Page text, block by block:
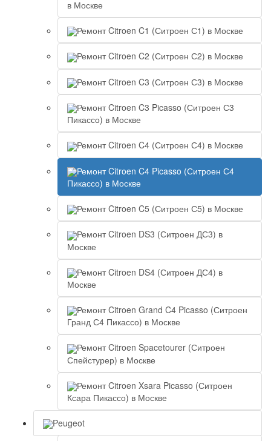
в Москве
Ремонт Citroen C1 (Ситроен С1) в Москве
Ремонт Citroen C2 (Ситроен С2) в Москве
Ремонт Citroen C3 (Ситроен С3) в Москве
Ремонт Citroen C3 Picasso (Ситроен С3
Пикассо) в Москве
Ремонт Citroen C4 (Ситроен С4) в Москве
Ремонт Citroen C4 Picasso (Ситроен С4
Пикассо) в Москве
Ремонт Citroen C5 (Ситроен С5) в Москве
Ремонт Citroen DS3 (Ситроен ДС3) в
Москве
Ремонт Citroen DS4 (Ситроен ДС4) в
Москве
Ремонт Citroen Grand C4 Picasso (Ситроен
Гранд С4 Пикассо) в Москве
Ремонт Citroen Spacetourer (Ситроен
Спейстурер) в Москве
Ремонт Citroen Xsara Picasso (Ситроен
Ксара Пикассо) в Москве
Peugeot